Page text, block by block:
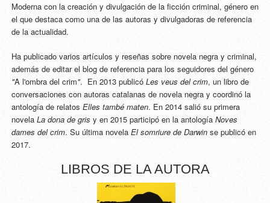
Moderna con la creación y divulgación de la ficción criminal, género en
el que destaca como una de las autoras y divulgadoras de referencia
de la actualidad.
Ha publicado varios artículos y reseñas sobre novela negra y criminal,
además de editar el blog de referencia para los seguidores del género
"A l'ombra del crim". En 2013 publicó Les veus del crim, un libro de
conversaciones con autoras catalanas de novela negra y coordinó la
antología de relatosElles també maten. En 2014 salió su primera
novela La dona de gris y en 2015 participó en la antologíaNoves
dames del crim. Su última novelaEl somriure de Darwin se publicó en
2017.
LIBROS DE LA AUTORA